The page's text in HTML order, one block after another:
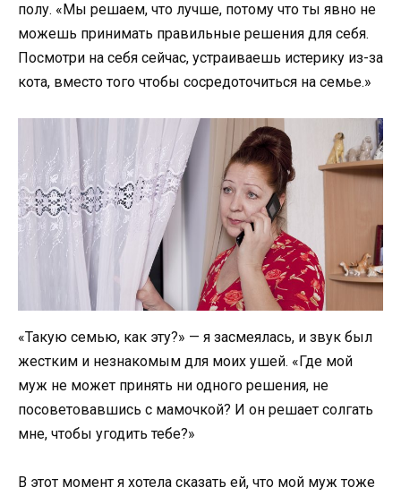
полу. «Мы решаем, что лучше, потому что ты явно не
можешь принимать правильные решения для себя.
Посмотри на себя сейчас, устраиваешь истерику из-за
кота, вместо того чтобы сосредоточиться на семье.»
«Такую семью, как эту?» — я засмеялась, и звук был
жестким и незнакомым для моих ушей. «Где мой
муж не может принять ни одного решения, не
посоветовавшись с мамочкой? И он решает солгать
мне, чтобы угодить тебе?»
В этот момент я хотела сказать ей, что мой муж тоже